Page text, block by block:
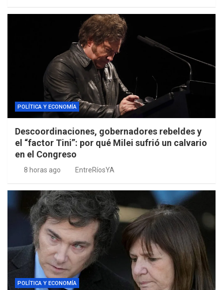
POLÍTICA Y ECONOMÍA
Descoordinaciones, gobernadores rebeldes y
el “factor Tini”: por qué Milei sufrió un calvario
en el Congreso
8 horas ago EntreRíosYA
POLÍTICA Y ECONOMÍA